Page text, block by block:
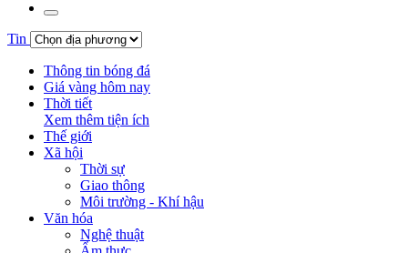
Tin
Thông tin bóng đá
Giá vàng hôm nay
Thời tiết
Xem thêm tiện ích
Thế giới
Xã hội
Thời sự
Giao thông
Môi trường - Khí hậu
Văn hóa
Nghệ thuật